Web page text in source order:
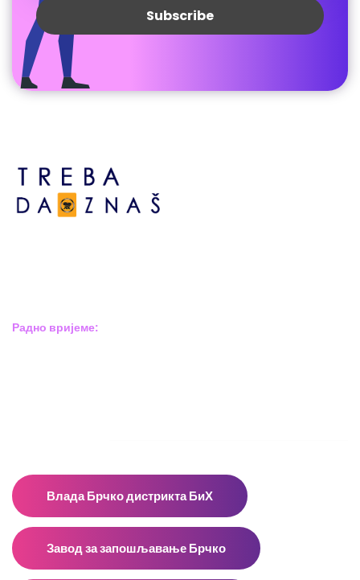
Радно вријеме:
Влада Брчко дистрикта БиХ
Завод за запошљавање Брчко